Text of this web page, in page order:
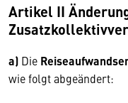
Artikel II
a) Die
wie folgt abgeändert: